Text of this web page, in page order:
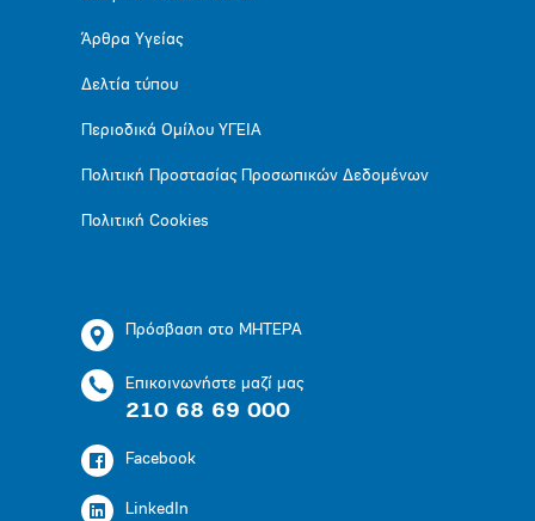
Άρθρα Υγείας
Δελτία τύπου
Περιοδικά Ομίλου ΥΓΕΙΑ
Πολιτική Προστασίας Προσωπικών Δεδομένων
Πολιτική Cookies
Πρόσβαση στο ΜΗΤΕΡΑ
Επικοινωνήστε μαζί μας
210 68 69 000
Facebook
LinkedIn